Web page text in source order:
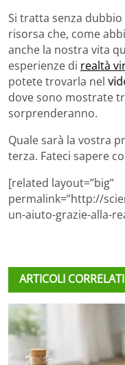
Si tratta senza
risorsa che, come
anche la nostra vita
esperienze di realtà
potete trovarla nel
dove sono mostrate
sorprenderanno.
Quale sarà la vostra
terza. Fateci sapere
[related layout=”big”
permalink=”http://
un-aiuto-grazie-alla-
ARTICOLI CORRELATI